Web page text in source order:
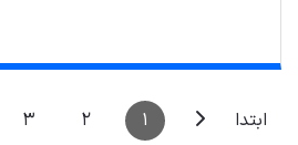
ابتدا 1
2
3